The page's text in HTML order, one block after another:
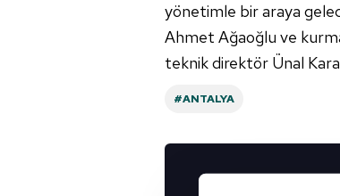
yönetimle bir araya
Ahmet Ağaoğlu ve
teknik direktör Ünal
#ANTALYA